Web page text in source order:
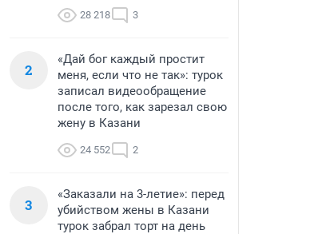
28 218 3
2
«Дай бог каждый простит
меня, если что не так»: турок
записал видеообращение
после того, как зарезал свою
жену в Казани
24 552 2
3
«Заказали на 3-летие»: перед
убийством жены в Казани
турок забрал торт на день